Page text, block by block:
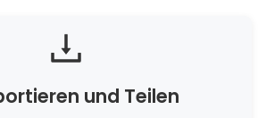
und Teilen